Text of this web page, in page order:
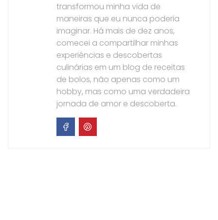
transformou minha vida de
maneiras que eu nunca poderia
imaginar. Há mais de dez anos,
comecei a compartilhar minhas
experiências e descobertas
culinárias em um blog de receitas
de bolos, não apenas como um
hobby, mas como uma verdadeira
jornada de amor e descoberta.